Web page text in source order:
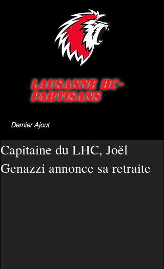
Lausanne HC-
Partisans
Dernier Ajout
Capitaine du LHC, Joël
Genazzi annonce sa retraite